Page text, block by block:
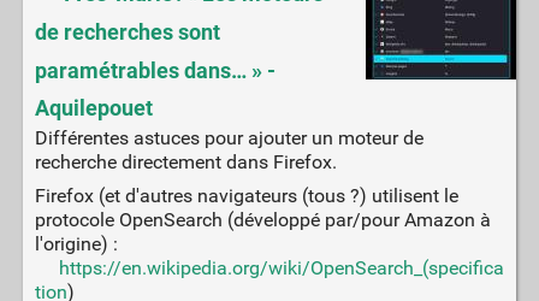
de recherches sont
paramétrables dans… » -
Aquilepouet
Différentes astuces pour ajouter un moteur de
recherche directement dans Firefox.
Firefox (et d'autres navigateurs (tous ?) utilisent le
protocole OpenSearch (développé par/pour Amazon à
l'origine) :
https://en.wikipedia.org/wiki/OpenSearch_(specifica
tion)